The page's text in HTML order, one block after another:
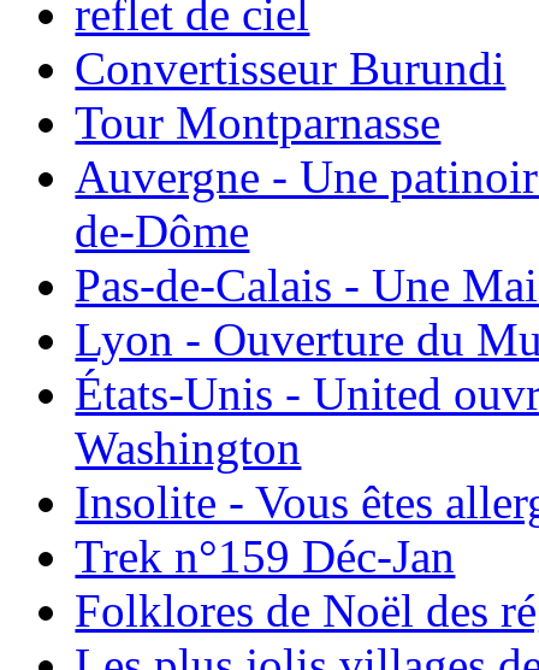
reflet de ciel
Convertisseur Burundi
Tour Montparnasse
Auvergne - Une
de-Dôme
Pas-de-Calais - Une
Lyon - Ouverture du
États-Unis - United
Washington
Insolite - Vous êtes
Trek n°159 Déc-Jan
Folklores de Noël des